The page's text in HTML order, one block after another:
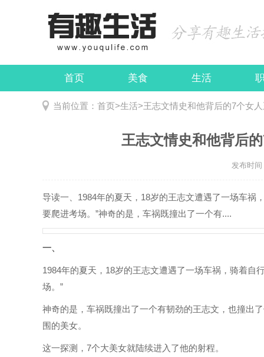
首页 美食 生活
娱乐 民俗
当前位置： 首页>生活>王志文情史和他背后的7个女
王志文情史和他背后
发布时间
导读一、1984年的夏天，18岁的王志文遭遇了一场车祸
要爬进考场。”神奇的是，车祸既撞出了一个有....
一、
1984年的夏天，18岁的王志文遭遇了一场车祸，骑着自
场。”
神奇的是，车祸既撞出了一个有韧劲的王志文，也撞出
围的美女。
这一探测，7个大美女就陆续进入了他的射程。